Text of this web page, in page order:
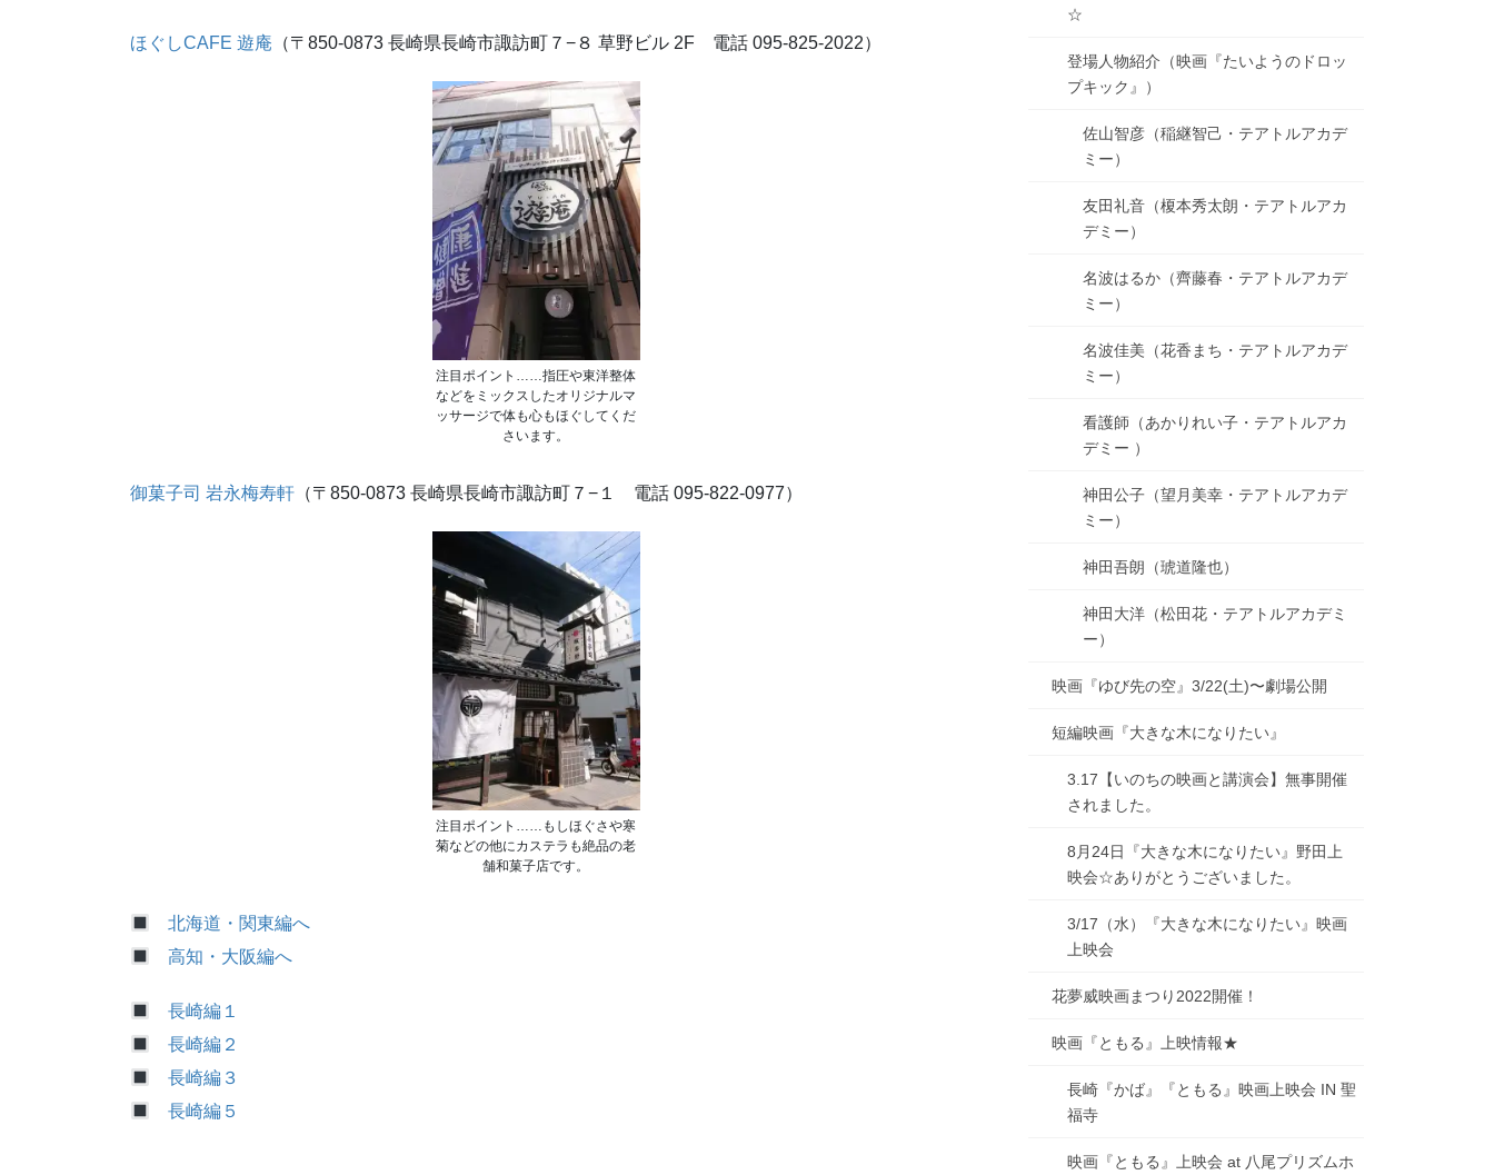
ほぐしCAFE 遊庵 （〒850-0873 長崎県長崎市諏訪町７−８ 草野ビル 2F 電話 095-825-2022）
注目ポイント……指圧や東洋整体
などをミックスしたオリジナルマ
ッサージで体も心もほぐしてくだ
さいます。
御菓子司 岩永梅寿軒 （〒850-0873 長崎県長崎市諏訪町７−１ 電話 095-822-0977）
注目ポイント……もしほぐさや寒
菊などの他にカステラも絶品の老
舗和菓子店です。
北海道・関東編へ
高知・大阪編へ
長崎編１
長崎編２
長崎編３
長崎編５
☆
登場人物紹介（映画『たいようのドロッ
プキック』）
佐山智彦（稲継智己・テアトルアカデ
ミー）
友田礼音（榎本秀太朗・テアトルアカ
デミー）
名波はるか（齊藤春・テアトルアカデ
ミー）
名波佳美（花香まち・テアトルアカデ
ミー）
看護師（あかりれい子・テアトルアカ
デミー ）
神田公子（望月美幸・テアトルアカデ
ミー）
神田吾朗（琥道隆也）
神田大洋（松田花・テアトルアカデミ
ー）
映画『ゆび先の空』3/22(土)〜劇場公開
短編映画『大きな木になりたい』
3.17【いのちの映画と講演会】無事開催
されました。
8月24日『大きな木になりたい』野田上
映会☆ありがとうございました。
3/17（水）『大きな木になりたい』映画
上映会
花夢威映画まつり2022開催！
映画『ともる』上映情報★
長崎『かば』『ともる』映画上映会 IN 聖
福寺
映画『ともる』上映会 at 八尾プリズムホ